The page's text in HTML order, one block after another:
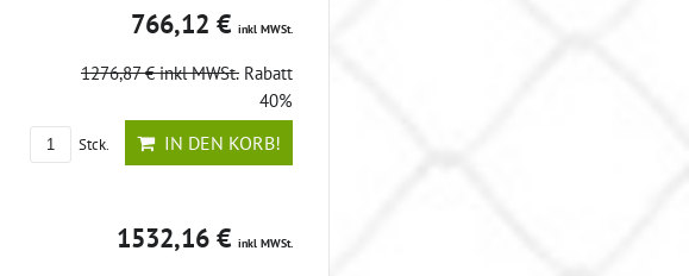
766,12 € inkl MWSt.
1276,87 €inkl MWSt. Rabatt
40%
Stck. IN DEN KORB!
1532,16 € inkl MWSt.